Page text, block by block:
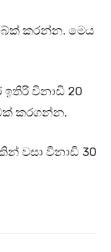
කරන්න. මෙය
විනාඩි 20
කරගන්න.
වසා විනාඩි 30